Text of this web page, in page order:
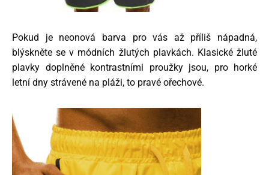
Pokud je neonová barva pro vás až příliš nápadná,
blýskněte se v módních žlutých plavkách. Klasické žluté
plavky doplněné kontrastními proužky jsou, pro horké
letní dny strávené na pláži, to pravé ořechové.